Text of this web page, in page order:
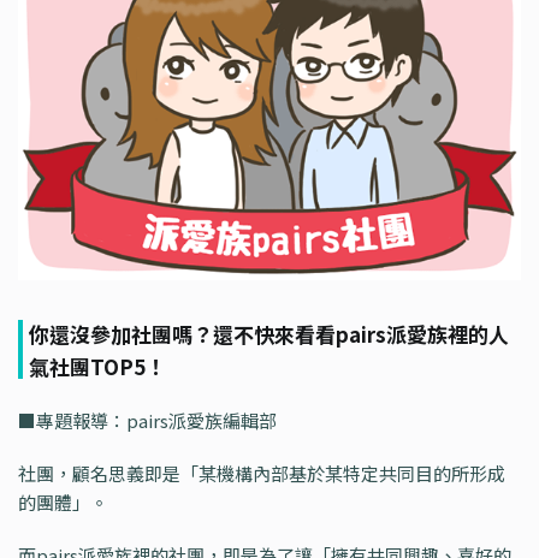
你還沒參加社團嗎？還不快來看看pairs派愛族裡的人
氣社團TOP5！
■專題報導：pairs派愛族編輯部
社團，顧名思義即是「某機構內部基於某特定共同目的所形成
的團體」。